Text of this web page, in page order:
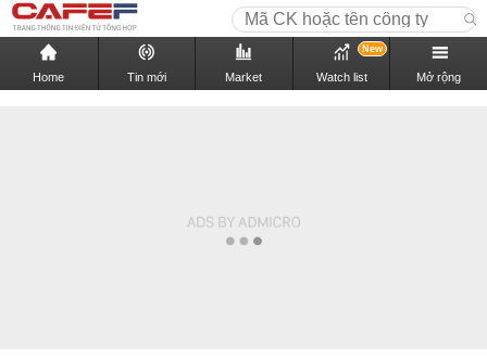
Home Tin mới Market Watch list
New
Mở rộng